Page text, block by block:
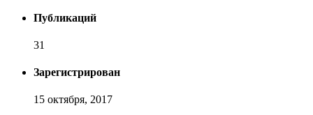
Публикаций
31
Зарегистрирован
15 октября, 2017